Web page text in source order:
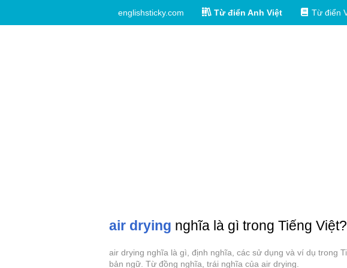
englishsticky.com Từ điển Anh Việt Từ điển
air drying nghĩa là gì trong Tiếng Việt?
air drying nghĩa là gì, định nghĩa, các sử dụng và ví dụ trong
bản ngữ. Từ đồng nghĩa, trái nghĩa của air drying.